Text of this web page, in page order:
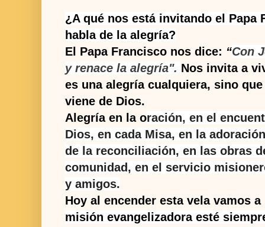
¿A qué nos está invitando el Papa
habla de la alegría?
El Papa Francisco nos dice: “Con
y renace la alegría". Nos invita a
es una alegría cualquiera, sino
viene de Dios.
Alegría en la oración, en el
Dios, en cada Misa, en la
de la reconciliación, en las obras
comunidad, en el servicio
y amigos.
Hoy al encender esta vela vamos
misión evangelizadora esté